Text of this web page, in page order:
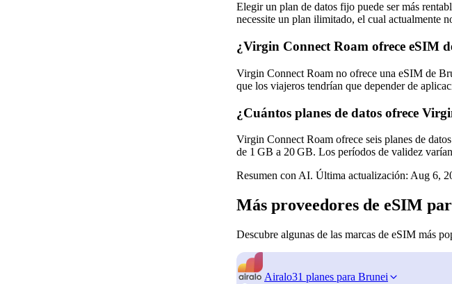
Elegir un plan de datos fijo puede ser más
necessite un plan ilimitado, el cual actualmente
¿Virgin Connect Roam ofrece eSIM
Virgin Connect Roam no ofrece una eSIM de
que los viajeros tendrían que depender de
¿Cuántos planes de datos ofrece
Virgin Connect Roam ofrece seis planes de
de 1 GB a 20 GB. Los períodos de validez
Resumen con AI. Última actualización: Aug 6,
Más proveedores de eSIM
Descubre algunas de las marcas de eSIM más
Airalo31 planes para Brunei